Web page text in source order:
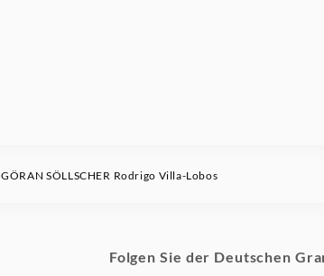
GÖRAN SÖLLSCHER Rodrigo Villa-Lobos
Folgen Sie der Deutschen